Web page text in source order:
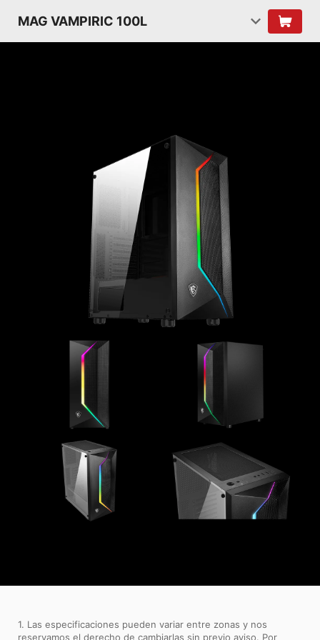
MAG VAMPIRIC 100L
1. Las especificaciones pueden variar entre zonas y nos
reservamos el derecho de cambiarlas sin previo aviso. Por